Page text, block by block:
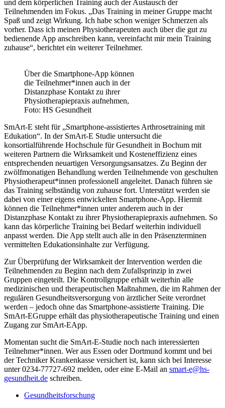
und dem körperlichen Training auch der Austausch der
Teilnehmenden im Fokus. „Das Training in meiner Gruppe macht
Spaß und zeigt Wirkung. Ich habe schon weniger Schmerzen als
vorher. Dass ich meinen Physiotherapeuten auch über die gut zu
bedienende App anschreiben kann, vereinfacht mir mein Training
zuhause“, berichtet ein weiterer Teilnehmer.
Über die Smartphone-App können
die Teilnehmer*innen auch in der
Distanzphase Kontakt zu ihrer
Physiotherapiepraxis aufnehmen,
Foto: HS Gesundheit
SmArt-E steht für „Smartphone-assistiertes Arthrosetraining mit
Edukation“. In der SmArt-E Studie untersucht die
konsortialführende Hochschule für Gesundheit in Bochum mit
weiteren Partnern die Wirksamkeit und Kosteneffizienz eines
entsprechenden neuartigen Versorgungsansatzes. Zu Beginn der
zwölfmonatigen Behandlung werden Teilnehmende von geschulten
Physiotherapeut*innen professionell angeleitet. Danach führen sie
das Training selbständig von zuhause fort. Unterstützt werden sie
dabei von einer eigens entwickelten Smartphone-App. Hiermit
können die Teilnehmer*innen unter anderem auch in der
Distanzphase Kontakt zu ihrer Physiotherapiepraxis aufnehmen. So
kann das körperliche Training bei Bedarf weiterhin individuell
anpasst werden. Die App stellt auch alle in den Präsenzterminen
vermittelten Edukationsinhalte zur Verfügung.
Zur Überprüfung der Wirksamkeit der Intervention werden die
Teilnehmenden zu Beginn nach dem Zufallsprinzip in zwei
Gruppen eingeteilt. Die Kontrollgruppe erhält weiterhin alle
medizinischen und therapeutischen Maßnahmen, die im Rahmen der
regulären Gesundheitsversorgung von ärztlicher Seite verordnet
werden – jedoch ohne das Smartphone-assistierte Training. Die
SmArt-EGruppe erhält das physiotherapeutische Training und einen
Zugang zur SmArt-EApp.
Momentan sucht die SmArt-E-Studie noch nach interessierten
Teilnehmer*innen. Wer aus Essen oder Dortmund kommt und bei
der Techniker Krankenkasse versichert ist, kann sich bei Interesse
unter 0234-77727-692 melden, oder eine E-Mail an smart-e@hs-
gesundheit.de schreiben.
Gesundheitsforschung